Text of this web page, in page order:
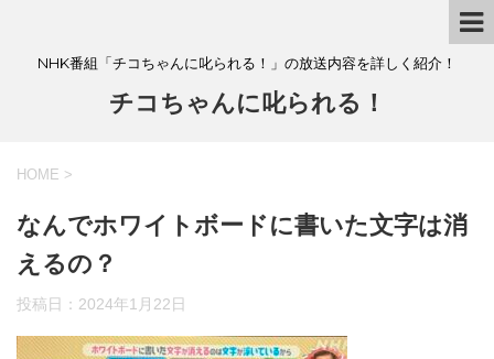
NHK番組「チコちゃんに叱られる！」の放送内容を詳しく紹介！
チコちゃんに叱られる！
HOME >
なんでホワイトボードに書いた文字は消
えるの？
投稿日： 2024年1月22日